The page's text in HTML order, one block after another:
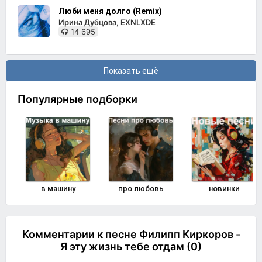
Люби меня долго (Remix)
Ирина Дубцова, EXNLXDE
14 695
Показать ещё
Популярные подборки
в машину про любовь новинки
Комментарии к песне Филипп Киркоров -
Я эту жизнь тебе отдам (0)